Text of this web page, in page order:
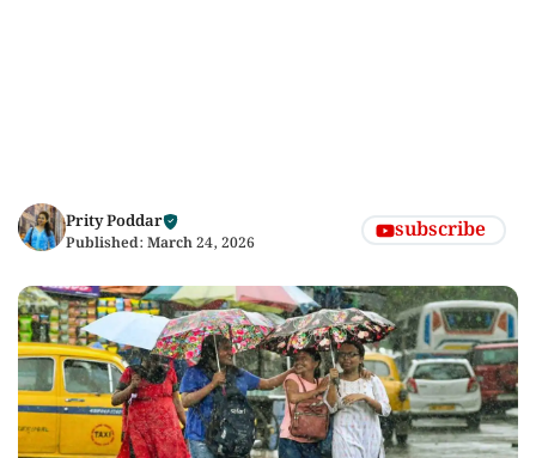
Prity Poddar
Published: March 24, 2026 subscribe